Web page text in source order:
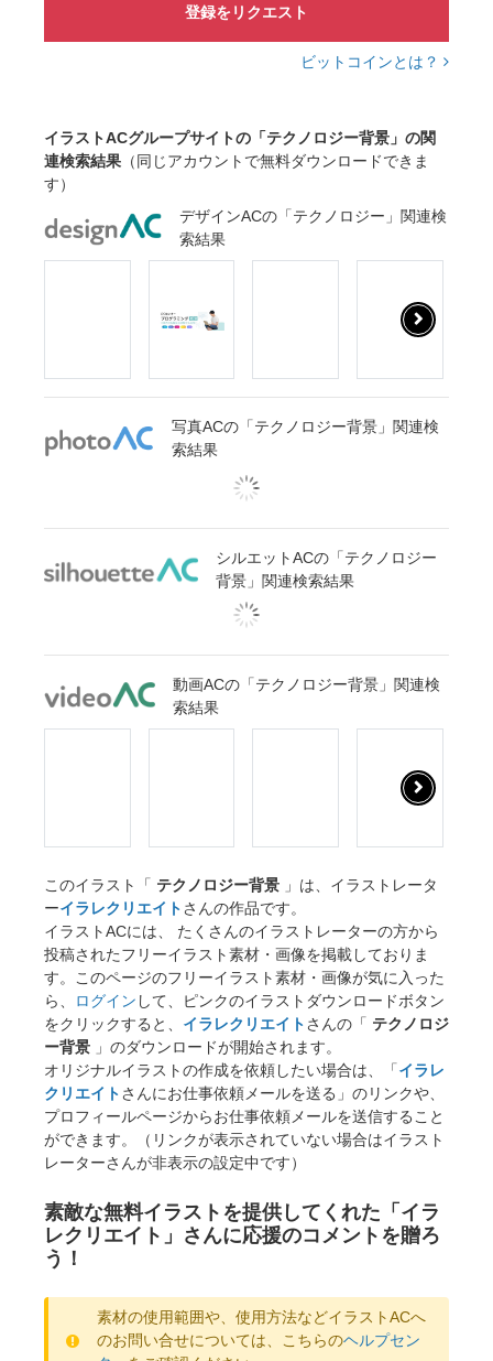
登録をリクエスト
ビットコインとは？
イラストACグループサイトの「テクノロジー背景」の関
連検索結果 （同じアカウントで無料ダウンロードできま
す）
デザインACの「テクノロジー」関連検
索結果
写真ACの「テクノロジー背景」関連検
索結果
シルエットACの「テクノロジー
背景」関連検索結果
動画ACの「テクノロジー背景」関連検
索結果
このイラスト「 テクノロジー背景 」は、イラストレータ
ーイラレクリエイトさんの作品です。
イラストACには、 たくさんのイラストレーターの方から
投稿されたフリーイラスト素材・画像を掲載しておりま
す。このページのフリーイラスト素材・画像が気に入った
ら、
ログイン して、ピンクのイラストダウンロードボタン
をクリックすると、 イラレクリエイトさんの「 テクノロジ
ー背景 」のダウンロードが開始されます。
オリジナルイラストの作成を依頼したい場合は、「イラレ
クリエイトさんにお仕事依頼メールを送る」のリンクや、
プロフィールページからお仕事依頼メールを送信すること
ができます。（リンクが表示されていない場合はイラスト
レーターさんが非表示の設定中です）
素敵な無料イラストを提供してくれた「イラ
レクリエイト」さんに応援のコメントを贈ろ
う！
素材の使用範囲や、使用方法などイラストACへ
のお問い合せについては、こちらのヘルプセン